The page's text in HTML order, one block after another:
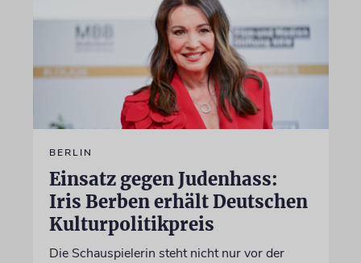
BERLIN
Einsatz gegen Judenhass:
Iris Berben erhält Deutschen
Kulturpolitikpreis
Die Schauspielerin steht nicht nur vor der